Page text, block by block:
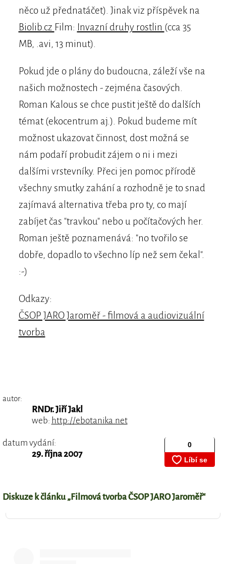
něco už přednatáčet). Jinak viz příspěvek na
Biolib.cz Film: Invazní druhy rostlin (cca 35
MB, .avi, 13 minut).
Pokud jde o plány do budoucna, záleží vše na
našich možnostech - zejména časových.
Roman Kalous se chce pustit ještě do dalších
témat (ekocentrum aj.). Pokud budeme mít
možnost ukazovat činnost, dost možná se
nám podaří probudit zájem o ni i mezi
dalšími vrstevníky. Přeci jen pomoc přírodě
všechny smutky zahání a rozhodně je to snad
zajímavá alternativa třeba pro ty, co mají
zabíjet čas "travkou" nebo u počítačových her.
Roman ještě poznamenává: "no tvořilo se
dobře, dopadlo to všechno líp než sem čekal".
:-)
Odkazy:
ČSOP JARO Jaroměř - filmová a audiovizuální
tvorba
autor:
RNDr. Jiří Jakl
web: http://ebotanika.net
datum vydání:
29. října 2007
Diskuze k článku „Filmová tvorba ČSOP JARO Jaroměř“